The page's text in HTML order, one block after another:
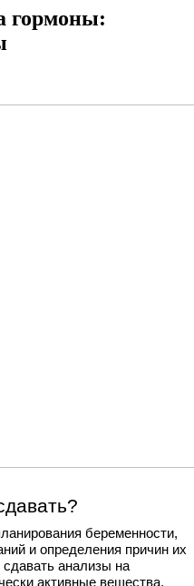
гормоны:
беременности,
и определения причин их
сдавать анализы на
активные вещества,